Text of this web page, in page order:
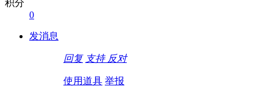
积分
0
发消息
回复 支持 反对
使用道具 举报